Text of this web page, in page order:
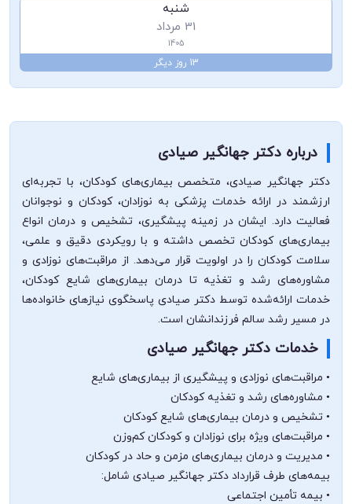
شنبه
31 مرداد
1405
13 روز دیگر
درباره دکتر جهانگیر صیادی
دکتر جهانگیر صیادی، متخصص بیماری‌های کودکان، با تجربه‌ای
ارزشمند در ارائه خدمات پزشکی به نوزادان، کودکان و نوجوانان
فعالیت دارد. ایشان در زمینه پیشگیری، تشخیص و درمان انواع
بیماری‌های کودکان تخصص داشته و با رویکردی دقیق و علمی،
سلامت کودکان را در اولویت قرار می‌دهد. از مراقبت‌های نوزادی و
مشاوره‌های رشد و تغذیه تا درمان بیماری‌های شایع کودکان،
خدمات ارائه‌شده توسط دکتر صیادی پاسخگوی نیازهای خانواده‌ها
در مسیر رشد سالم فرزندانشان است.
خدمات دکتر جهانگیر صیادی
• مراقبت‌های نوزادی و پیشگیری از بیماری‌های شایع
• مشاوره‌های رشد و تغذیه کودکان
• تشخیص و درمان بیماری‌های شایع کودکان
• مراقبت‌های ویژه برای نوزادان و کودکان کم‌وزن
• مدیریت و درمان بیماری‌های مزمن و حاد در کودکان
بیمه‌های طرف قرارداد دکتر جهانگیر صیادی شامل:
• بیمه تأمین اجتماعی